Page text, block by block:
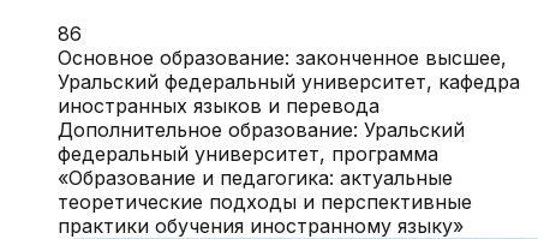
86
Основное образование: законченное высшее,
Уральский федеральный университет, кафедра
иностранных языков и перевода
Дополнительное образование: Уральский
федеральный университет, программа
«Образование и педагогика: актуальные
теоретические подходы и перспективные
практики обучения иностранному языку»